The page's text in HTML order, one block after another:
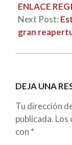
ENLACE
Next Post:
gran
DEJA UNA
Tu dirección
publicada. Los
con *